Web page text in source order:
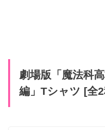
劇場版「魔法科
編」Tシャツ [全